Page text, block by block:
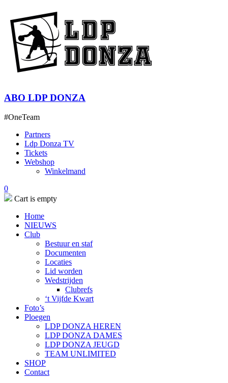
ABO LDP DONZA
#OneTeam
Partners
Ldp Donza TV
Tickets
Webshop
Winkelmand
0
Cart is empty
Home
NIEUWS
Club
Bestuur en staf
Documenten
Locaties
Lid worden
Wedstrijden
Clubrefs
‘t Vijfde Kwart
Foto’s
Ploegen
LDP DONZA HEREN
LDP DONZA DAMES
LDP DONZA JEUGD
TEAM UNLIMITED
SHOP
Contact